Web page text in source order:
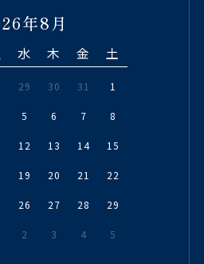
年8月
水 木 金 土
29 30 31 1
5 6 7 8
12 13 14 15
19 20 21 22
26 27 28 29
2 3 4 5